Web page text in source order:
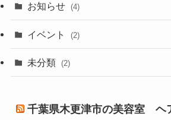
お知らせ (4)
イベント (2)
未分類 (2)
千葉県木更津市の美容室 ヘ